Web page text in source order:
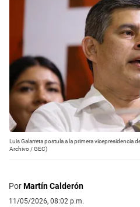
Luis Galarreta postula a la primera vicepresidencia
Archivo / GEC)
PorMartín Calderón
11/05/2026, 08:02 p.m.